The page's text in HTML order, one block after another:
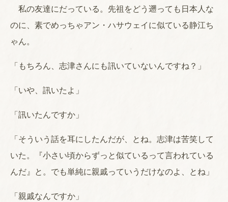
私の友達にだっている。先祖をどう遡っても日本人な
のに、素でめっちゃアン・ハサウェイに似ている静江ち
ゃん。
「もちろん、志津さんにも訊いていないんですね？」
「いや、訊いたよ」
「訊いたんですか」
「そういう話を耳にしたんだが、とね。志津は苦笑して
いた。『小さい頃からずっと似ているって言われている
んだ』と。でも単純に親戚っていうだけなのよ、とね」
「親戚なんですか」